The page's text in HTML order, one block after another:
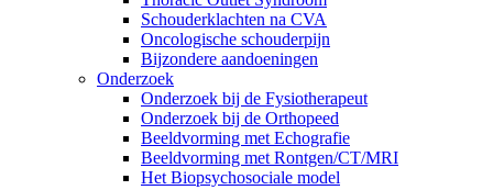
Schouderklachten na CVA
Oncologische schouderpijn
Bijzondere aandoeningen
Onderzoek
Onderzoek bij de Fysiotherapeut
Onderzoek bij de Orthopeed
Beeldvorming met Echografie
Beeldvorming met Rontgen/CT/MRI
Het Biopsychosociale model